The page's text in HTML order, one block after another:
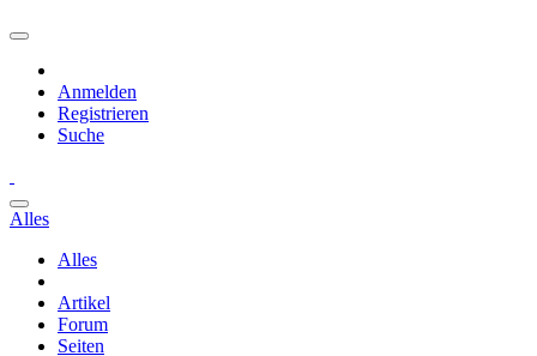
Anmelden
Registrieren
Suche
Alles
Alles
Artikel
Forum
Seiten